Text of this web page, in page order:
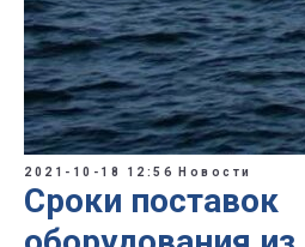
2021-10-18 12:56 Новости
Сроки поставок